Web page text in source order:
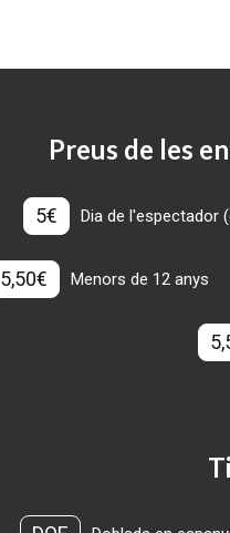
Preus de les
5€ Dia de l'espectador
5,50€ Menors de 12 anys